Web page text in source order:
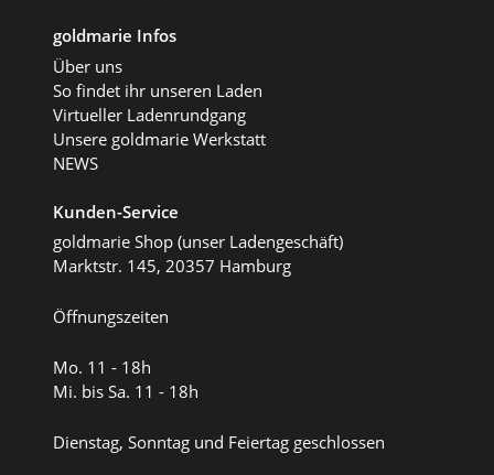
goldmarie Infos
Über uns
So findet ihr unseren Laden
Virtueller Ladenrundgang
Unsere goldmarie Werkstatt
NEWS
Kunden-Service
goldmarie Shop (unser Ladengeschäft)
Marktstr. 145, 20357 Hamburg
Öffnungszeiten
Mo. 11 - 18h
Mi. bis Sa. 11 - 18h
Dienstag, Sonntag und Feiertag geschlossen